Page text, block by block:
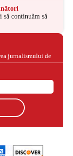
să continuăm să
jurnalismului de